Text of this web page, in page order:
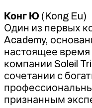
Конг Ю (Kong Eu)
Один из первых
Academy,
настоящее время
компании Soleil
сочетании с
признанным